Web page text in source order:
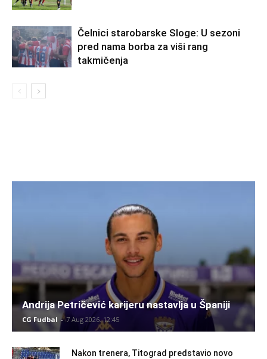
Čelnici starobarske Sloge: U sezoni
pred nama borba za viši rang
takmičenja
Andrija Petričević karijeru nastavlja u Španiji
CG Fudbal - 7 Aug 2026. 12:45
Nakon trenera, Titograd predstavio novo